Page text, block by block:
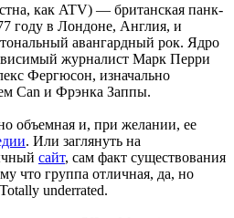
как ATV) — британская панк-
году в Лондоне, Англия, и
авангардный рок. Ядро
журналист Марк Перри
Фергюсон, изначально
Can и Фрэнка Заппы.
объемная и, при желании, ее
. Или заглянуть на
сайт, сам факт существования
что группа отличная, да, но
underrated.